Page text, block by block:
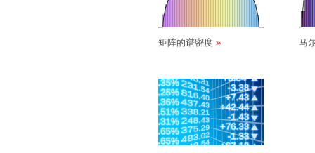
矩阵的谱密度 马